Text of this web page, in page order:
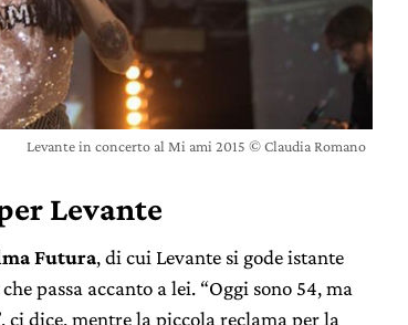
Levante in concerto al Mi ami 2015 © Claudia Romano
Levante
Futura, di cui Levante si gode istante
passa accanto a lei. “Oggi sono 54, ma
ci dice, mentre la piccola reclama per la